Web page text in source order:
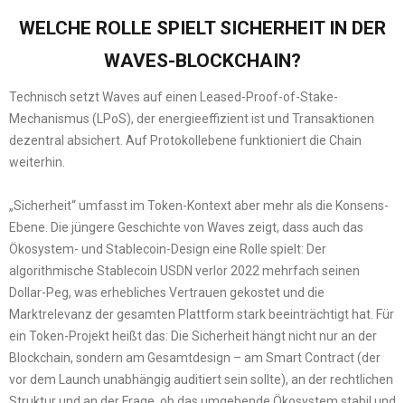
WELCHE ROLLE SPIELT SICHERHEIT IN DER
WAVES-BLOCKCHAIN?
Technisch setzt Waves auf einen Leased-Proof-of-Stake-
Mechanismus (LPoS), der energieeffizient ist und Transaktionen
dezentral absichert. Auf Protokollebene funktioniert die Chain
weiterhin.
„Sicherheit“ umfasst im Token-Kontext aber mehr als die Konsens-
Ebene. Die jüngere Geschichte von Waves zeigt, dass auch das
Ökosystem- und Stablecoin-Design eine Rolle spielt: Der
algorithmische Stablecoin USDN verlor 2022 mehrfach seinen
Dollar-Peg, was erhebliches Vertrauen gekostet und die
Marktrelevanz der gesamten Plattform stark beeinträchtigt hat. Für
ein Token-Projekt heißt das: Die Sicherheit hängt nicht nur an der
Blockchain, sondern am Gesamtdesign – am Smart Contract (der
vor dem Launch unabhängig auditiert sein sollte), an der rechtlichen